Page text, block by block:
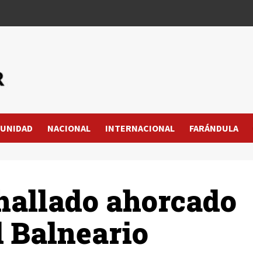
NACIONAL INTERNACIONAL FARÁNDULA
ahorcado
Balneario